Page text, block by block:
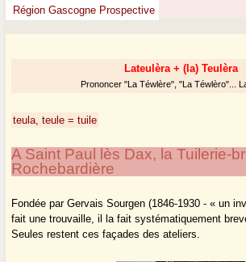
Région Gascogne Prospective
Lateulèra + (la) Teulèra
Prononcer "La Téwlère", "La Téwlèro"...
teula, teule = tuile
A Saint Paul lès Dax, la Tuilerie-
Rochebardière
Fondée par Gervais Sourgen (1846-1930 - « un
fait une trouvaille, il la fait systématiquement
Seules restent ces façades des ateliers.